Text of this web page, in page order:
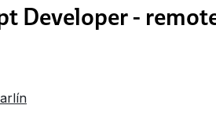
Developer -